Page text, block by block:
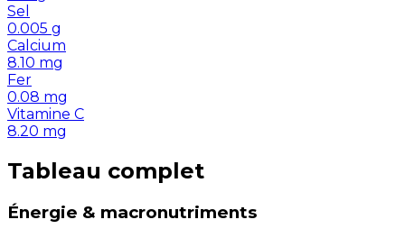
Sel
0.005 g
Calcium
8.10 mg
Fer
0.08 mg
Vitamine C
8.20 mg
Tableau complet
Énergie & macronutriments